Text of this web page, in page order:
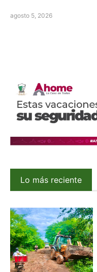
agosto 5, 2026
Lo más reciente